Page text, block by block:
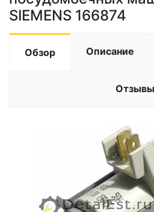
SIEMENS 166874
Обзор Описание
Отзывы